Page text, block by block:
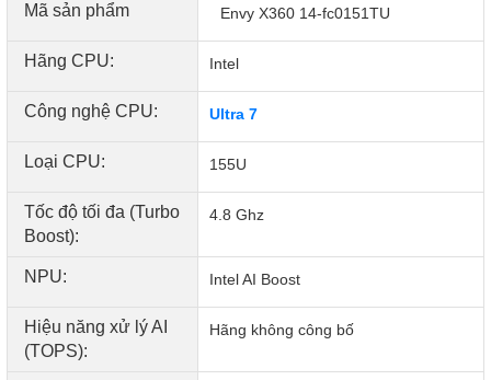
Mã sản phẩm Envy X360 14-fc0151TU
Hãng CPU: Intel
Công nghệ CPU: Ultra 7
Loại CPU: 155U
Tốc độ tối đa (Turbo
Boost):
4.8 Ghz
NPU: Intel AI Boost
Hiệu năng xử lý AI
(TOPS):
Hãng không công bố